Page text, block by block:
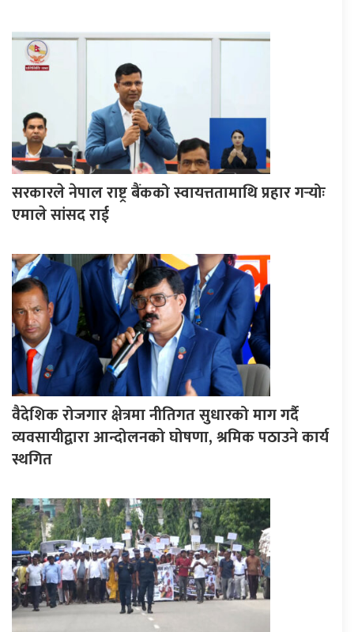
सरकारले नेपाल राष्ट्र बैंकको स्वायत्ततामाथि प्रहार गर्‍योः
एमाले सांसद राई
वैदेशिक रोजगार क्षेत्रमा नीतिगत सुधारको माग गर्दै
व्यवसायीद्वारा आन्दोलनको घोषणा, श्रमिक पठाउने कार्य
स्थगित